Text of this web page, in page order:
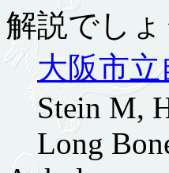
解説でしょ
大阪市
Stein M,
Long